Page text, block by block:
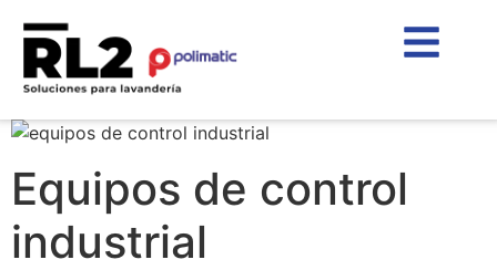
Equipos de control
industrial